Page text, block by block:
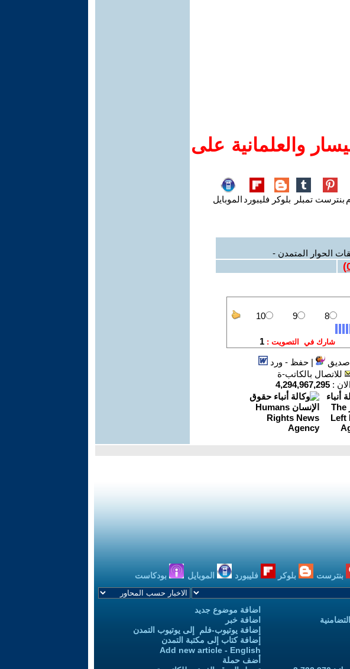
والعلمانية على
بنترست تمبلر بلوكر فليبورد الموبايل
الحوار المتمدن -
)
صديق |حفظ - ورد
للاتصال بالكاتب-ة
:
4,294,967,295
بنترست بلوكر فليبورد الموبايل بودكاست
اضافة موضوع جديد
اضافة خبر
إضافة يوتيوب-فلم إلى يوتيوب التمدن
إضافة كتاب إلى مكتبة التمدن
Add new article - English
أضف حملة